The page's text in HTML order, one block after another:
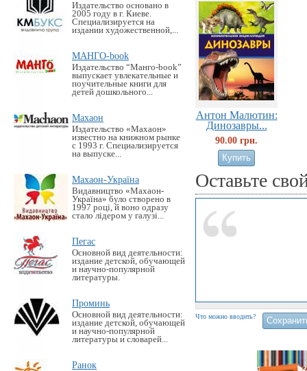
Издательство основано в
2005 году в г. Киеве.
Специализируется на
издании художественной,...
МАНГО-book
Издательство “Манго-book”
выпускает увлекательные и
поучительные книги для
детей дошкольного...
Махаон
Издательство «Махаон»
известно на книжном рынке
с 1993 г. Специализируется
на выпуске...
Махаон-Україна
Видавництво «Махаон-
Україна» було створено в
1997 році, й воно одразу
стало лідером у галузі...
Пегас
Основной вид деятельности:
издание детской, обучающей
и научно-популярной
литературы.
Проминь
Основной вид деятельности:
издание детской, обучающей
и научно-популярной
литературы и словарей...
Ранок
Антон Малютин:
Динозавры...
90.00 грн.
Оставьте
Что можно вводить?